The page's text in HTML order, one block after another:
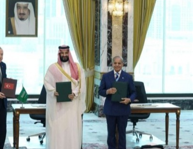
وباكستان وتركيا توقع